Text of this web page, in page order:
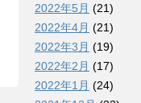
2022年5月 (21)
2022年4月 (21)
2022年3月 (19)
2022年2月 (17)
2022年1月 (24)